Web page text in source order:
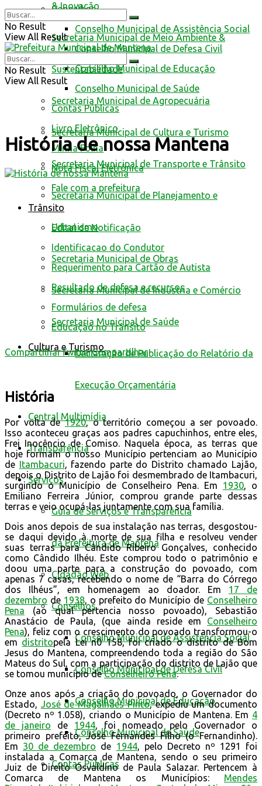
Conselhos
Conselho Municipal de Assistência Social
Conselho Municipal de Defesa Civil
Conselho Municipal de Educação
Conselho Municipal de Saúde
Contas Públicas
Livro Eletrônico
Minha Folha
Nota Fiscal Eletrônica
Fale com a prefeitura
Trânsito
Edital de Notificação
Identificacao do Condutor
Requerimento para Cartão de Autista
Resultado de defesa e recursos
Formulários de defesa
Educação no Trânsito
Cultura e Turismo
& Inovação
Secretaria Municipal de Meio Ambiente &
Sustentabilidade
Secretaria Municipal de Agropecuária
Secretaria Municipal de Cultura e Turismo
Secretaria Municipal de Transporte e Trânsito
Secretaria Municipal de Planejamento e
Urbanismo
Secretaria Municipal de Obras
Secretaria Municipal de Indústria e Comércio
Secretaria Municipal de Saúde
Declaração de Publicação do Relatório da
Execução Orçamentária
Central Multimídia
Transparência
Serviços
Guia de Serviços e Transparência
da Prefeitura de Mantena
Cidadão Web
Conselhos
Conselho Municipal de Assistência Social
Conselho Municipal de Defesa Civil
Conselho Municipal de Educação
Conselho Municipal de Saúde
Contas Públicas
No Result
View All Result
No Result
View All Result
História de nossa Mantena
CompartilharTwittarCompartilhar
História
Por volta de1920, o território começou a ser povoado.
Isso aconteceu graças aos padres capuchinhos, entre eles,
Frei Inocêncio de Comiso. Naquela época, as terras que
hoje formam o nosso Município pertenciam ao Município
de Itambacuri, fazendo parte do Distrito chamado Lajão,
depois o Distrito de Lajão foi desmembrado de Itambacuri,
surgindo o Município de Conselheiro Pena. Em 1930, o
Emiliano Ferreira Júnior, comprou grande parte dessas
terras e veio ocupá-las juntamente com sua família.
Dois anos depois de sua instalação nas terras, desgostou-
se daqui devido à morte de sua filha e resolveu vender
suas terras para Cândido Ribeiro Gonçalves, conhecido
como Cândido Ilhéu. Este comprou todo o patrimônio e
doou uma parte para a construção do povoado, com
apenas 7 casas, recebendo o nome de “Barra do Córrego
dos Ilhéus”, em homenagem ao doador. Em 17 de
dezembro de 1938, o prefeito do Município de Conselheiro
Pena (ao qual pertencia nosso povoado), Sebastião
Anastácio de Paula, (que ainda reside em Conselheiro
Pena), feliz com o crescimento do povoado transformou-o
em distritopela Lei n0 158, foi criado o distrito de Bom
Jesus do Mantena, compreendendo toda a região do São
Mateus do Sul, com a participação do distrito de Lajão que
se tomou município deConselheiro Pena.
Onze anos após a criação do povoado, o Governador do
Estado, José de Magalhães Pinto, expediu um documento
(Decreto nº 1.058), criando o Município de Mantena. Em 4
de janeiro de 1944, foi nomeado pelo Governador o
primeiro prefeito, José Fernandes Filho (o Fernandinho).
Em 30 de dezembro de 1944, pelo Decreto nº 1291 foi
instalada a Comarca de Mantena, sendo o seu primeiro
Juiz de Direito Osvaldino de Paula Salazar. Pertencem à
Comarca de Mantena os Municípios: Mendes